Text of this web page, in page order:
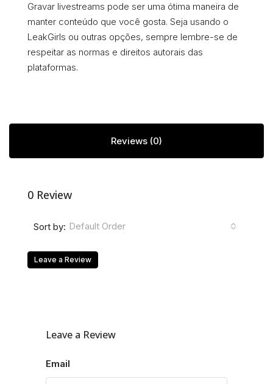
Gravar livestreams pode ser uma ótima maneira de
manter conteúdo que você gosta. Seja usando o
LeakGirls ou outras opções, sempre lembre-se de
respeitar as normas e direitos autorais das
plataformas.
Reviews (0)
0 Review
Sort by: Default Order
Leave a Review
Leave a Review
Email